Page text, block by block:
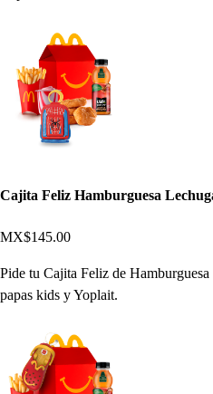
Cajita Feliz Hamburguesa
MX$145.00
Pide tu Cajita Feliz de
papas kids y Yoplait.